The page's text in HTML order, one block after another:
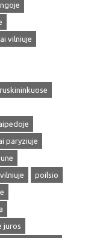
vilniuje
paryziuje
poilsio
juros